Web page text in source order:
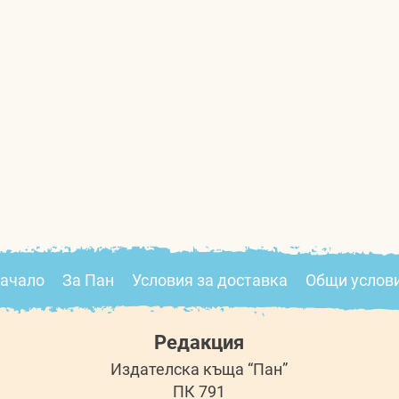
За Пан Условия за доставка Общи
Редакция
Издателска къща “Пан”
ПК 791